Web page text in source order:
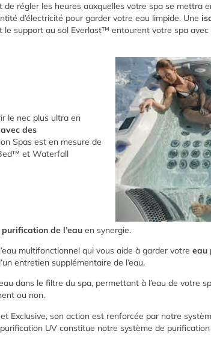
régler les heures auxquelles votre spa se mettra
d’électricité pour garder votre eau limpide. Une
support au sol Everlast™ entourent votre spa avec
le nec plus ultra en
des
Spas est en mesure de
et Waterfall
purification de l’eau en synergie.
multifonctionnel qui vous aide à garder votre eau
entretien supplémentaire de l’eau.
dans le filtre du spa, permettant à l’eau de votre
ou non.
Exclusive, son action est renforcée par notre
UV constitue notre système de purification